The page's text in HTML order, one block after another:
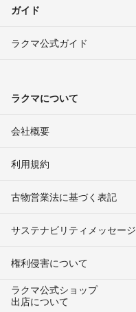
ガイド
ラクマ公式ガイド
ラクマについて
会社概要
利用規約
古物営業法に基づく表記
サステナビリティメッセージ
権利侵害について
ラクマ公式ショップ
出店について